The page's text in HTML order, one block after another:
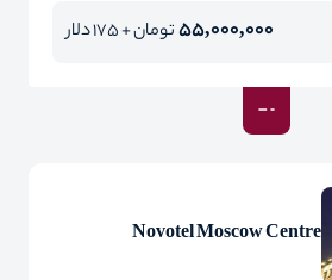
55,000,000تومان + 175 دلار
Novotel Moscow Centre